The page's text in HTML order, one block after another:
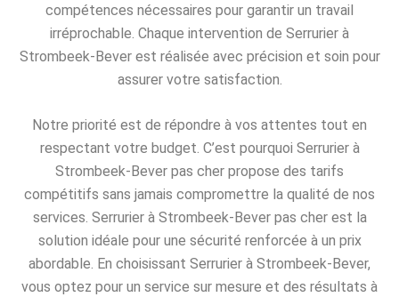
compétences nécessaires pour garantir un travail
irréprochable. Chaque intervention de Serrurier à
Strombeek-Bever est réalisée avec précision et soin pour
assurer votre satisfaction.
Notre priorité est de répondre à vos attentes tout en
respectant votre budget. C’est pourquoi Serrurier à
Strombeek-Bever pas cher propose des tarifs
compétitifs sans jamais compromettre la qualité de nos
services. Serrurier à Strombeek-Bever pas cher est la
solution idéale pour une sécurité renforcée à un prix
abordable. En choisissant Serrurier à Strombeek-Bever,
vous optez pour un service sur mesure et des résultats à